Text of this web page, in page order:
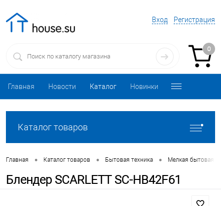
Вход Регистрация
0
Главная Новости Каталог Новинки
Каталог товаров
Главная • Каталог товаров • Бытовая техника • Мелкая бытовая
Блендер SCARLETT SC-HB42F61